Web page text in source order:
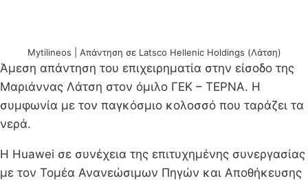
Mytilineos | Απάντηση σε Latsco Hellenic Holdings (Λάτση)
Άμεση απάντηση του επιχειρηματία στην είσοδο της
Μαριάννας Λάτση στον όμιλο ΓΕΚ – ΤΕΡΝΑ. Η
συμφωνία με τον παγκόσμιο κολοσσό που ταράζει τα
νερά.
Η Huawei σε συνέχεια της επιτυχημένης συνεργασίας
με τον Τομέα Ανανεώσιμων Πηγών και Αποθήκευσης